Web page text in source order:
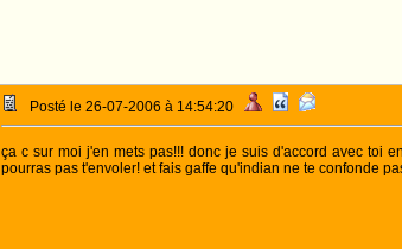
Posté le 26-07-2006 à 14:54:20
ça c sur moi j'en mets pas!!! donc je suis d'accord avec toi
pourras pas t'envoler! et fais gaffe qu'indian ne te confonde